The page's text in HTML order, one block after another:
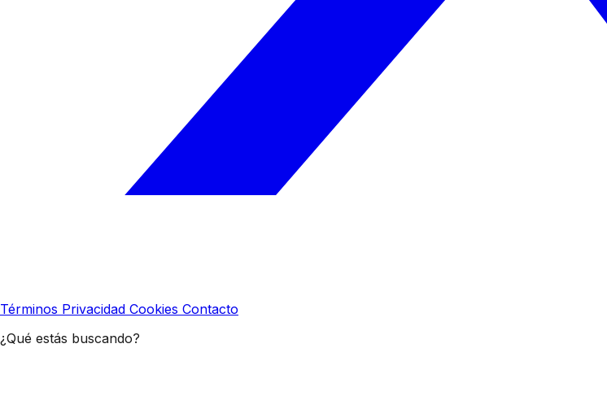
Términos Privacidad Cookies Contacto
¿Qué estás buscando?